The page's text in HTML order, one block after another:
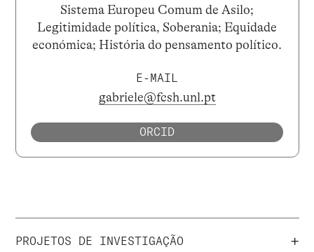
Sistema Europeu Comum de Asilo;
Legitimidade política, Soberania; Equidade
económica; História do pensamento político.
E-MAIL
gabriele@fcsh.unl.pt
ORCID
PROJETOS DE INVESTIGAÇÃO +